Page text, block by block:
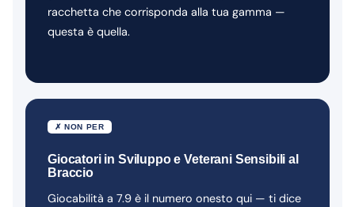
racchetta che corrisponda alla tua gamma —
questa è quella.
✗ NON PER
Giocatori in Sviluppo e Veterani Sensibili al
Braccio
Giocabilità a 7.9 è il numero onesto qui — ti dice